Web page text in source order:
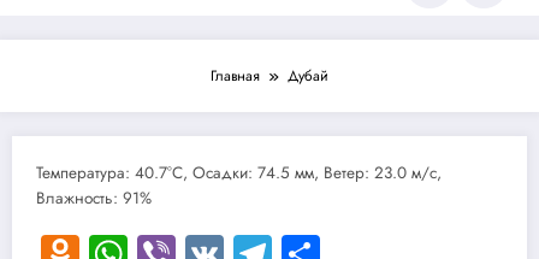
Главная Дубай
Температура: 40.7°C, Осадки: 74.5 мм, Ветер: 23.0 м/с,
Влажность: 91%